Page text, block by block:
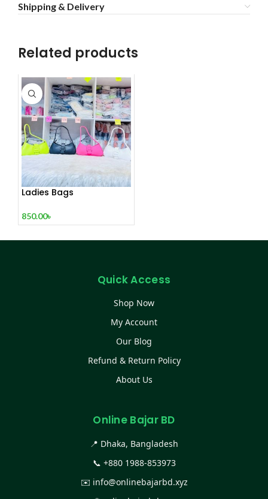
Shipping & Delivery
Related products
Ladies Bags
850.00৳
Quick Access
Shop Now
My Account
Our Blog
Refund & Return Policy
About Us
Online Bajar BD
📍 Dhaka, Bangladesh
📞 +880 1988-853973
✉️ info@onlinebajarbd.xyz